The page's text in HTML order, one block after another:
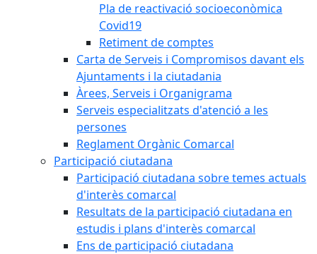
Pla de reactivació socioeconòmica
Covid19
Retiment de comptes
Carta de Serveis i Compromisos davant els
Ajuntaments i la ciutadania
Àrees, Serveis i Organigrama
Serveis especialitzats d'atenció a les
persones
Reglament Orgànic Comarcal
Participació ciutadana
Participació ciutadana sobre temes actuals
d'interès comarcal
Resultats de la participació ciutadana en
estudis i plans d'interès comarcal
Ens de participació ciutadana